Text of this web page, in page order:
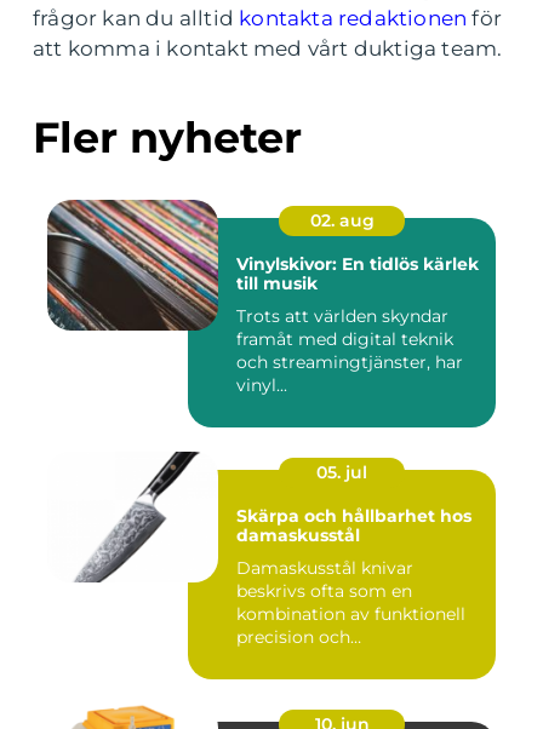
frågor kan du alltid kontakta redaktionen för
att komma i kontakt med vårt duktiga team.
Fler nyheter
02. aug
Vinylskivor: En tidlös kärlek
till musik
Trots att världen skyndar
framåt med digital teknik
och streamingtjänster, har
vinyl...
05. jul
Skärpa och hållbarhet hos
damaskusstål
Damaskusstål knivar
beskrivs ofta som en
kombination av funktionell
precision och
10. jun